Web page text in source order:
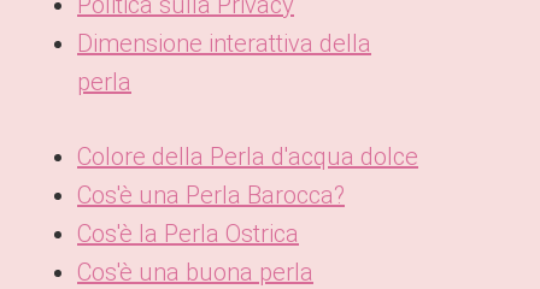
Dimensione interattiva della
perla
Colore della Perla d'acqua dolce
Cos'è una Perla Barocca?
Cos'è la Perla Ostrica
Cos'è una buona perla